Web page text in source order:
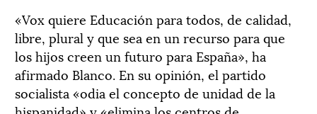
«Vox quiere Educación para todos, de calidad,
libre, plural y que sea en un recurso para que
los hijos creen un futuro para España», ha
afirmado Blanco. En su opinión, el partido
socialista «odia el concepto de unidad de la